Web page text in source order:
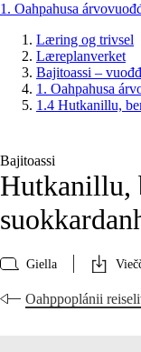
1. Oahpahusa
Læring og trivsel
Læreplanverket
Bajitoassi –
1. Oahpahusa
1.4 Hutkanillu,
Bajitoassi
Hutkanillu,
Giella
Oahppoplánii